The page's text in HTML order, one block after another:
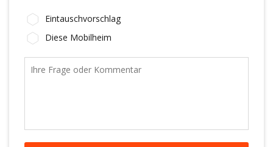
Eintauschvorschlag
Diese Mobilheim